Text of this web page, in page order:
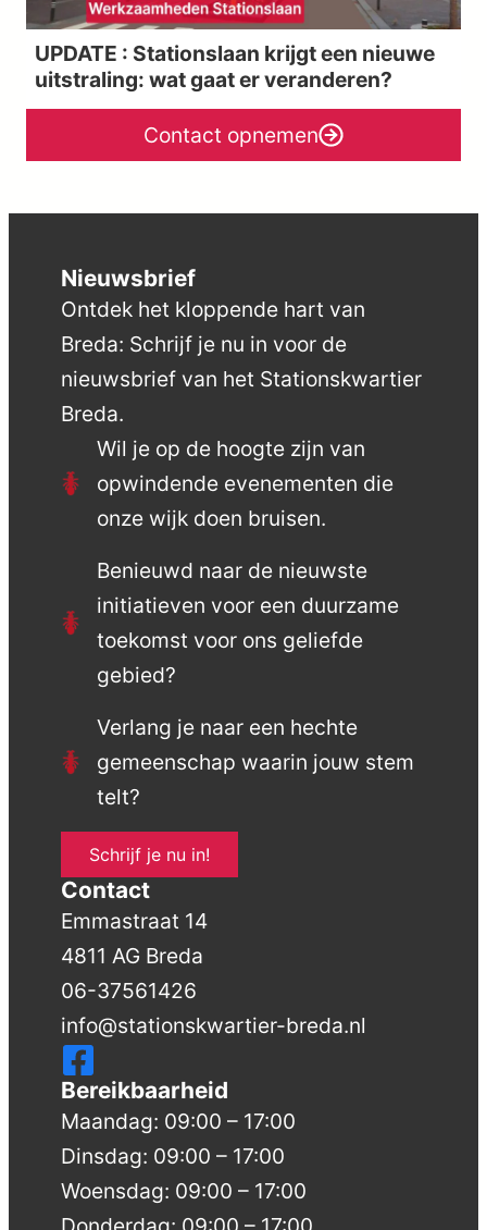
UPDATE : Stationslaan krijgt een nieuwe
uitstraling: wat gaat er veranderen?
Contact opnemen
Nieuwsbrief
Ontdek het kloppende hart van
Breda: Schrijf je nu in voor de
nieuwsbrief van het Stationskwartier
Breda.
Wil je op de hoogte zijn van
opwindende evenementen die
onze wijk doen bruisen.
Benieuwd naar de nieuwste
initiatieven voor een duurzame
toekomst voor ons geliefde
gebied?
Verlang je naar een hechte
gemeenschap waarin jouw stem
telt?
Schrijf je nu in!
Contact
Emmastraat 14
4811 AG Breda
06-37561426
info@stationskwartier-breda.nl
Bereikbaarheid
Maandag: 09:00 – 17:00
Dinsdag: 09:00 – 17:00
Woensdag: 09:00 – 17:00